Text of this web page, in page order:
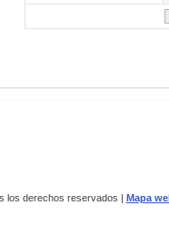
los derechos reservados | Mapa